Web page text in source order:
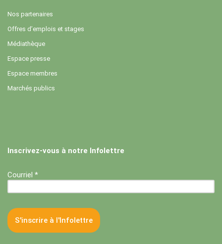
Nos partenaires
Offres d’emplois et stages
Médiathèque
Espace presse
Espace membres
Marchés publics
Inscrivez-vous à notre Infolettre
Courriel *